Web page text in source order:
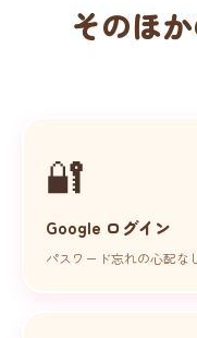
🐾
そのほ
🔐
Google ログイン
パスワード忘れの心配な